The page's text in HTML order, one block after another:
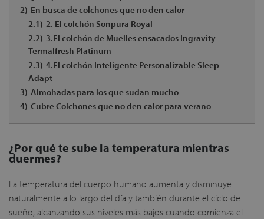
2) En busca de colchones que no den calor
2.1) 2. El colchón Sonpura Royal
2.2) 3.El colchón de Muelles ensacados Ingravity
Termalfresh Platinum
2.3) 4.El colchón Inteligente Personalizable Sleep
Adapt
3) Almohadas para los que sudan mucho
4) Cubre Colchones que no den calor para verano
¿Por qué te sube la temperatura mientras
duermes?
La temperatura del cuerpo humano aumenta y disminuye
naturalmente a lo largo del día y también durante el ciclo de
sueño, alcanzando sus niveles más bajos cuando comienza el